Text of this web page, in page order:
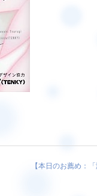
【本日のお薦め：